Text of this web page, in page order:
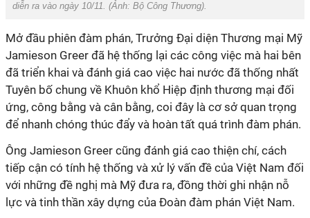
diễn ra vào ngày 10/11. (Ảnh: Bộ Công Thương).
Mở đầu phiên đàm phán, Trưởng Đại diện Thương mại Mỹ
Jamieson Greer đã hệ thống lại các công việc mà hai bên
đã triển khai và đánh giá cao việc hai nước đã thống nhất
Tuyên bố chung về Khuôn khổ Hiệp định thương mại đối
ứng, công bằng và cân bằng, coi đây là cơ sở quan trọng
để nhanh chóng thúc đẩy và hoàn tất quá trình đàm phán.
Ông Jamieson Greer cũng đánh giá cao thiện chí, cách
tiếp cận có tính hệ thống và xử lý vấn đề của Việt Nam đối
với những đề nghị mà Mỹ đưa ra, đồng thời ghi nhận nỗ
lực và tinh thần xây dựng của Đoàn đàm phán Việt Nam.